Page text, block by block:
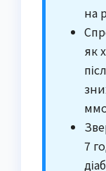
на
як
7